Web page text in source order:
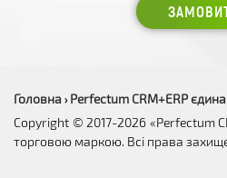
Головна › Perfectum CRM+ERP єдина
Copyright © 2017-2026 «Perfectum
торговою маркою. Всі права